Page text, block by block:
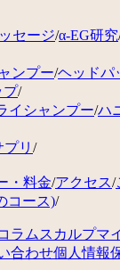
セージ/α-EG研究
ンプー/ヘッドパ
プ/
イシャンプー/ハ
プリ /
・料金/アクセス/
コース)/
ラム スカルプマ
合わせ個人情報